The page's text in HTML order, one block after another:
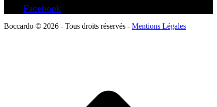
Facebook
Boccardo © 2026 - Tous droits réservés - Mentions Légales